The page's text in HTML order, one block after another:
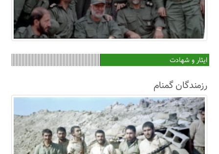
ایثار و شهادت
رزمندگان گمنام